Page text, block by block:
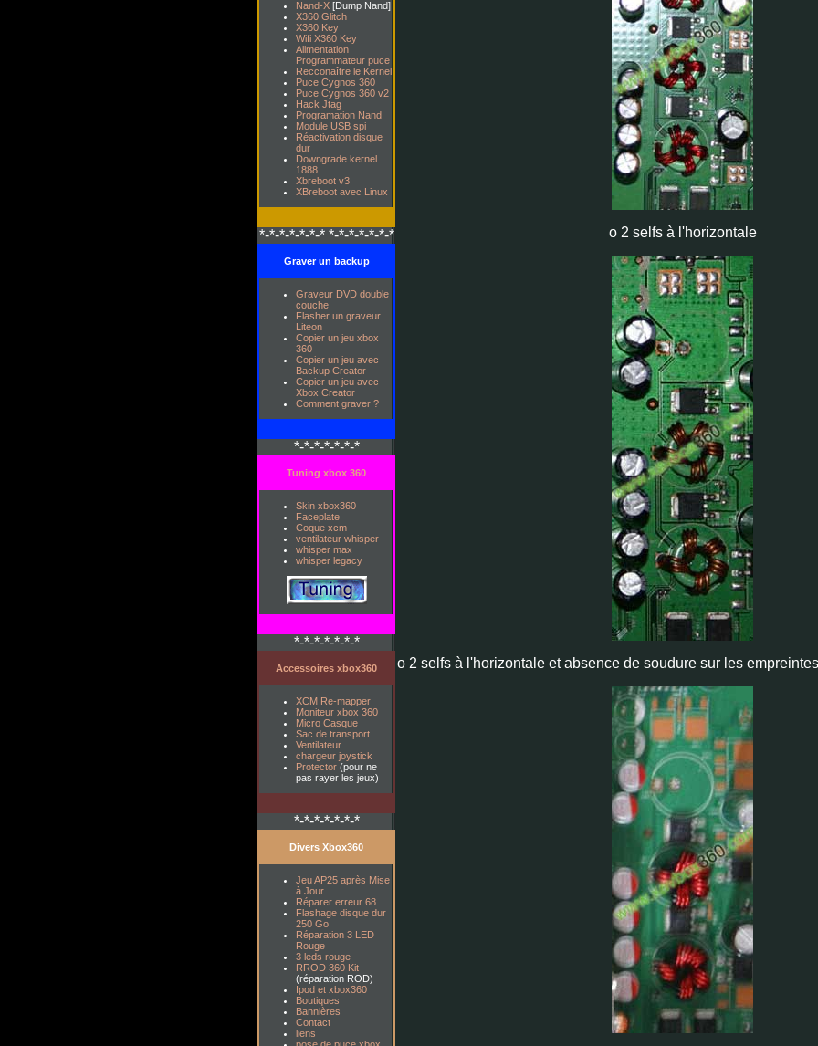
Nand-X [Dump Nand]
X360 Glitch
X360 Key
Wifi X360 Key
Alimentation
Programmateur puce
Recconaître le Kernel
Puce Cygnos 360
Puce Cygnos 360 v2
Hack Jtag
Programation Nand
Module USB spi
Réactivation disque
dur
Downgrade kernel
1888
Xbreboot v3
XBreboot avec Linux
*-*-*-*-*-*-* *-*-*-*-*-*-*
Graver un backup
Graveur DVD double
couche
Flasher un graveur
Liteon
Copier un jeu xbox
360
Copier un jeu avec
Backup Creator
Copier un jeu avec
Xbox Creator
Comment graver ?
*-*-*-*-*-*-*
Tuning xbox 360
Skin xbox360
Faceplate
Coque xcm
ventilateur whisper
whisper max
whisper legacy
*-*-*-*-*-*-*
Accessoires xbox360
XCM Re-mapper
Moniteur xbox 360
Micro Casque
Sac de transport
Ventilateur
chargeur joystick
Protector (pour ne
pas rayer les jeux)
*-*-*-*-*-*-*
Divers Xbox360
Jeu AP25 après Mise
à Jour
Réparer erreur 68
Flashage disque dur
250 Go
Réparation 3 LED
Rouge
3 leds rouge
RROD 360 Kit
(réparation ROD)
Ipod et xbox360
Boutiques
Bannières
Contact
liens
o 2 selfs à l'horizontale
o 2 selfs à l'horizontale et absence de soudure sur les